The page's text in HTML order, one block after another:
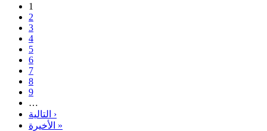
1
2
3
4
5
6
7
8
9
…
التالية ›
الأخيرة »